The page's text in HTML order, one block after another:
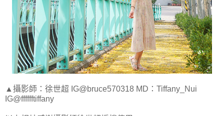
▲攝影師：徐世超 IG@bruce570318 MD：Tiffany_Nui
IG@fffffftiffany